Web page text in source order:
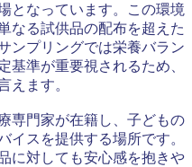
となっています。この環境
なる試供品の配布を超えた
ンプリングでは栄養バラン
基準が重要視されるため、
えます。
専門家が在籍し、子どもの
イスを提供する場所です。
に対しても安心感を抱きや